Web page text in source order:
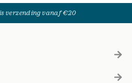
verzending vanaf €20